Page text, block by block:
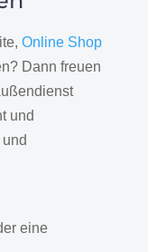
Online Shop
Dann freuen
und
eine